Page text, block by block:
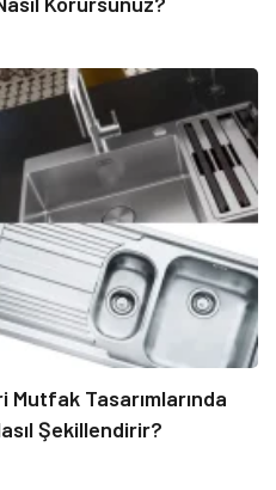
Mutfak Tasarımlarında
Şekillendirir?